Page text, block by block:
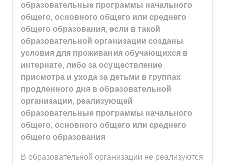
образовательные программы начального
общего, основного общего или среднего
общего образования, если в такой
образовательной организации созданы
условия для проживания обучающихся в
интернате, либо за осуществление
присмотра и ухода за детьми в группах
продленного дня в образовательной
организации, реализующей
образовательные программы начального
общего, основного общего или среднего
общего образования
В образовательной организации не реализуются